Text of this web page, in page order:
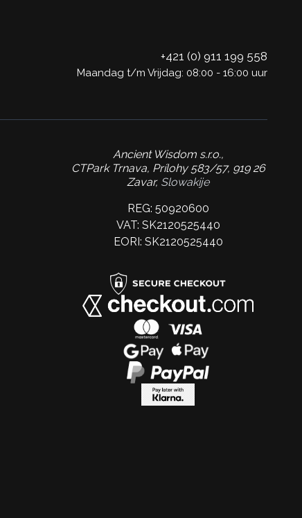
+421 (0) 911 199 558
Maandag t/m Vrijdag: 08:00 - 16:00 uur
Ancient Wisdom s.r.o.,
CTPark Trnava, Prílohy 583/57, 919 26
Zavar, Slowakije
REG: 50920600
VAT: SK2120525440
EORI: SK2120525440